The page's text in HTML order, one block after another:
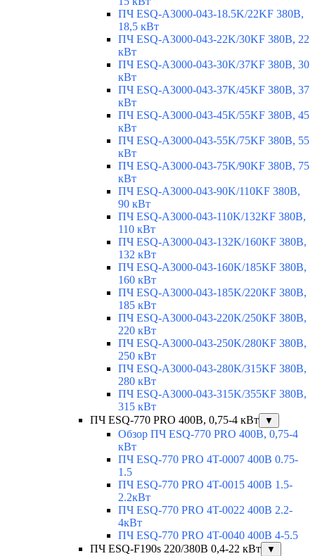
ПЧ ESQ-A3000-043-18.5K/22KF 380В,
18,5 кВт
ПЧ ESQ-A3000-043-22K/30KF 380В, 22
кВт
ПЧ ESQ-A3000-043-30K/37KF 380В, 30
кВт
ПЧ ESQ-A3000-043-37K/45KF 380В, 37
кВт
ПЧ ESQ-A3000-043-45K/55KF 380В, 45
кВт
ПЧ ESQ-A3000-043-55K/75KF 380В, 55
кВт
ПЧ ESQ-A3000-043-75K/90KF 380В, 75
кВт
ПЧ ESQ-A3000-043-90K/110KF 380В,
90 кВт
ПЧ ESQ-A3000-043-110K/132KF 380В,
110 кВт
ПЧ ESQ-A3000-043-132K/160KF 380В,
132 кВт
ПЧ ESQ-A3000-043-160K/185KF 380В,
160 кВт
ПЧ ESQ-A3000-043-185K/220KF 380В,
185 кВт
ПЧ ESQ-A3000-043-220K/250KF 380В,
220 кВт
ПЧ ESQ-A3000-043-250K/280KF 380В,
250 кВт
ПЧ ESQ-A3000-043-280K/315KF 380В,
280 кВт
ПЧ ESQ-A3000-043-315K/355KF 380В,
315 кВт
ПЧ ESQ-770 PRO 400В, 0,75-4 кВт
▼
Обзор ПЧ ESQ-770 PRO 400В, 0,75-4
кВт
ПЧ ESQ-770 PRO 4T-0007 400В 0.75-
1.5
ПЧ ESQ-770 PRO 4T-0015 400В 1.5-
2.2кВт
ПЧ ESQ-770 PRO 4T-0022 400В 2.2-
4кВт
ПЧ ESQ-770 PRO 4T-0040 400В 4-5.5
ПЧ ESQ-F190s 220/380В 0,4-22 кВт
▼